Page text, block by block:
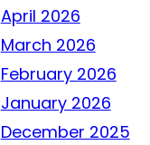
April 2026
March 2026
February 2026
January 2026
December 2025